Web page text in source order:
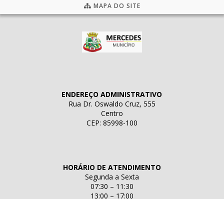
MAPA DO SITE
ENDEREÇO ADMINISTRATIVO
Rua Dr. Oswaldo Cruz, 555
Centro
CEP: 85998-100
HORÁRIO DE ATENDIMENTO
Segunda a Sexta
07:30 – 11:30
13:00 – 17:00